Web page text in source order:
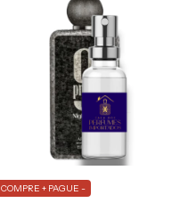
COMPRE + PAGUE -